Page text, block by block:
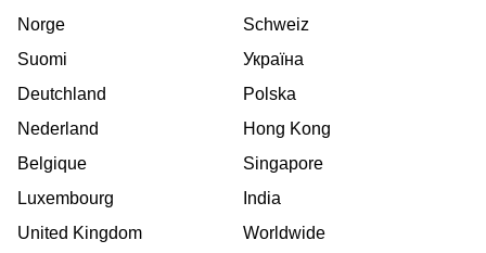
Norge
Suomi
Deutchland
Nederland
Belgique
Luxembourg
United Kingdom
Schweiz
Україна
Polska
Hong Kong
Singapore
India
Worldwide